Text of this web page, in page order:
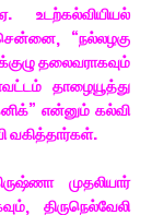
உடற்கல்வியியல்
சென்னை, “நல்லழகு
தலைவராகவும்
தாழையூத்து
என்னும் கல்வி
வகித்தார்கள்.
முதலியார்
திருநெல்வேலி